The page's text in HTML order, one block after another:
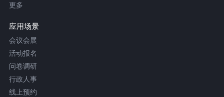
更多
应用场景
会议会展
活动报名
问卷调研
行政人事
线上预约